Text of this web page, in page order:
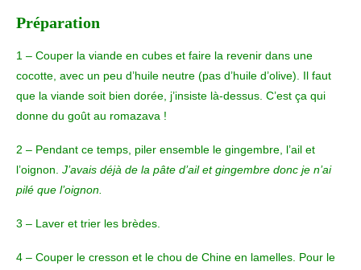
Préparation
1 – Couper la viande en cubes et faire la revenir dans une
cocotte, avec un peu d’huile neutre (pas d’huile d’olive). Il faut
que la viande soit bien dorée, j’insiste là-dessus. C’est ça qui
donne du goût au romazava !
2 – Pendant ce temps, piler ensemble le gingembre, l’ail et
l’oignon. J’avais déjà de la pâte d’ail et gingembre donc je n’ai
pilé que l’oignon.
3 – Laver et trier les brèdes.
4 – Couper le cresson et le chou de Chine en lamelles. Pour le